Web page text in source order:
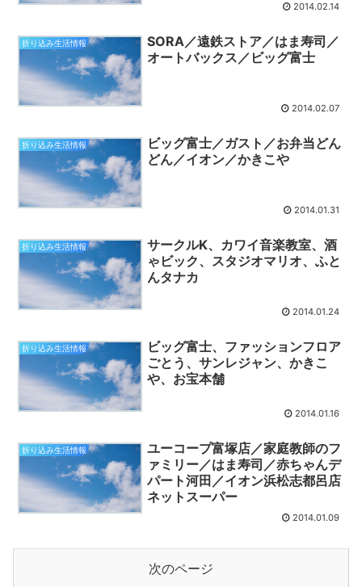
2014.02.14
折り込み生活情報
SORA／遠鉄ストア／はま寿司／
オートバックス／ビッグ富士
2014.02.07
折り込み生活情報
ビッグ富士／ガスト／お弁当どん
どん／イオン／かきこや
2014.01.31
折り込み生活情報
サークルK、カワイ音楽教室、酒
ゃビック、スタジオマリオ、ふと
んタナカ
2014.01.24
折り込み生活情報
ビッグ富士、ファッションフロア
ごとう、サンレジャン、かきこ
や、お宝本舗
2014.01.16
折り込み生活情報
ユーコープ富塚店／家庭教師のフ
ァミリー／はま寿司／赤ちゃんデ
パート河田／イオン浜松志都呂店
ネットスーパー
2014.01.09
次のページ